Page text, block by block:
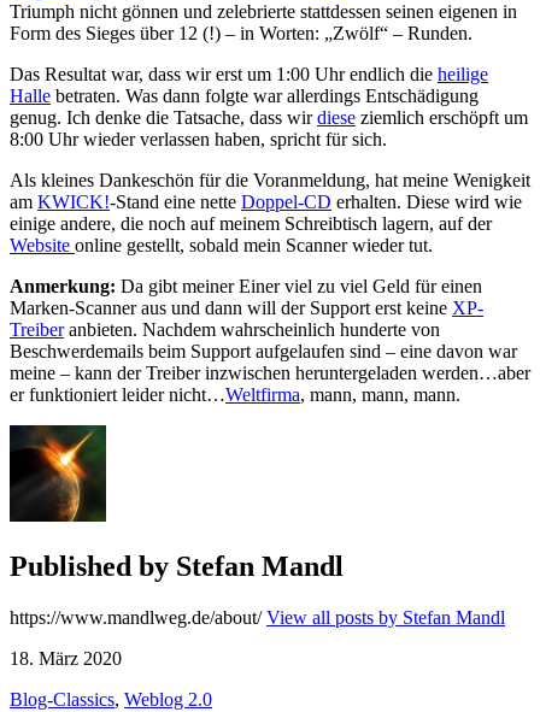
Triumph nicht gönnen und zelebrierte stattdessen seinen eigenen in
Form des Sieges über 12 (!) – in Worten: „Zwölf“ – Runden.
Das Resultat war, dass wir erst um 1:00 Uhr endlich die heilige
Halle betraten. Was dann folgte war allerdings Entschädigung
genug. Ich denke die Tatsache, dass wirdiese ziemlich erschöpft um
8:00 Uhr wieder verlassen haben, spricht für sich.
Als kleines Dankeschön für die Voranmeldung, hat meine Wenigkeit
am KWICK!-Stand eine nette Doppel-CD erhalten. Diese wird wie
einige andere, die noch auf meinem Schreibtisch lagern, auf der
Website online gestellt, sobald mein Scanner wieder tut.
Anmerkung: Da gibt meiner Einer viel zu viel Geld für einen
Marken-Scanner aus und dann will der Support erst keine XP-
Treiberanbieten. Nachdem wahrscheinlich hunderte von
Beschwerdemails beim Support aufgelaufen sind – eine davon war
meine – kann der Treiber inzwischen heruntergeladen werden…aber
er funktioniert leider nicht…Weltfirma, mann, mann, mann.
Published by Stefan Mandl
https://www.mandlweg.de/about/View all posts by Stefan Mandl
18. März 2020
Blog-Classics, Weblog 2.0